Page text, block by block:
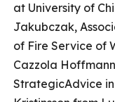
at University of
Jakubczak,
of Fire Service of
Cazzola
StrategicAdvice